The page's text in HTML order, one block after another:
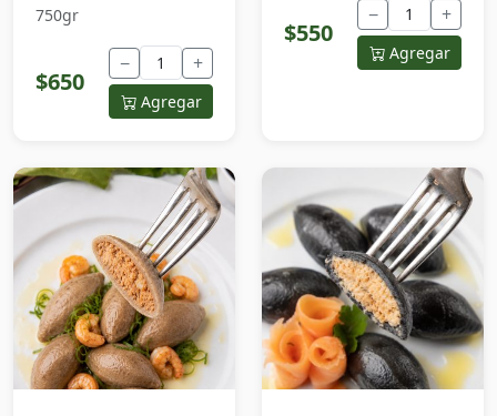
750gr
$650
− +
Agregar
$550
− +
Agregar